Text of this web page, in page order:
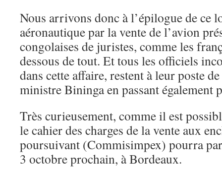
Nous arrivons donc à l’épilogue de ce
aéronautique par la vente de l’avion
congolaises de juristes, comme les
dessous de tout. Et tous les officiels
dans cette affaire, restent à leur poste
ministre Bininga en passant
Très curieusement, comme il est
le cahier des charges de la vente aux
poursuivant (Commisimpex) pourra
3 octobre prochain, à Bordeaux.